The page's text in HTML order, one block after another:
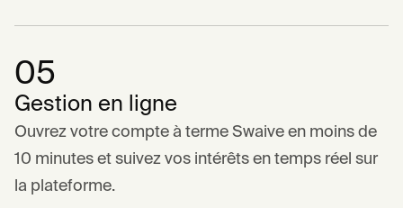
05
Gestion en ligne
Ouvrez votre compte à terme Swaive en moins de
10 minutes et suivez vos intérêts en temps réel sur
la plateforme.